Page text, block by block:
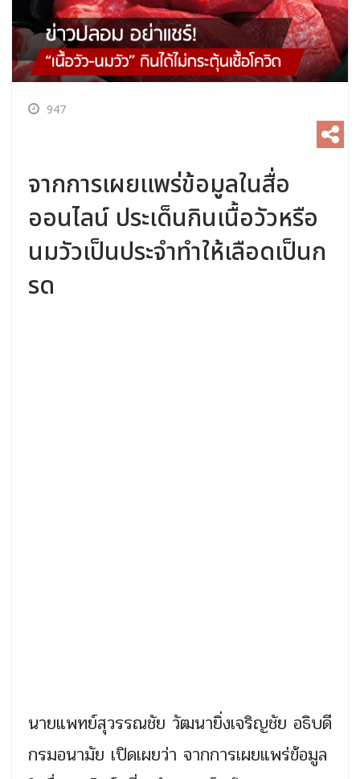
947
จากการเผยแพร่ข้อมูลในสื่อ
ออนไลน์ ประเด็นกินเนื้อวัวหรือ
นมวัวเป็นประจำทำให้เลือดเป็นก
รด
นายแพทย์สุวรรณชัย วัฒนายิ่งเจริญชัย อธิบดี
กรมอนามัย เปิดเผยว่า จากการเผยแพร่ข้อมูล